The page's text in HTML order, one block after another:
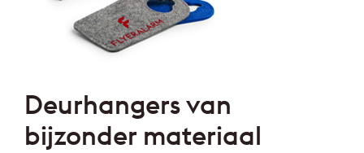
Deurhangers van
bijzonder materiaal